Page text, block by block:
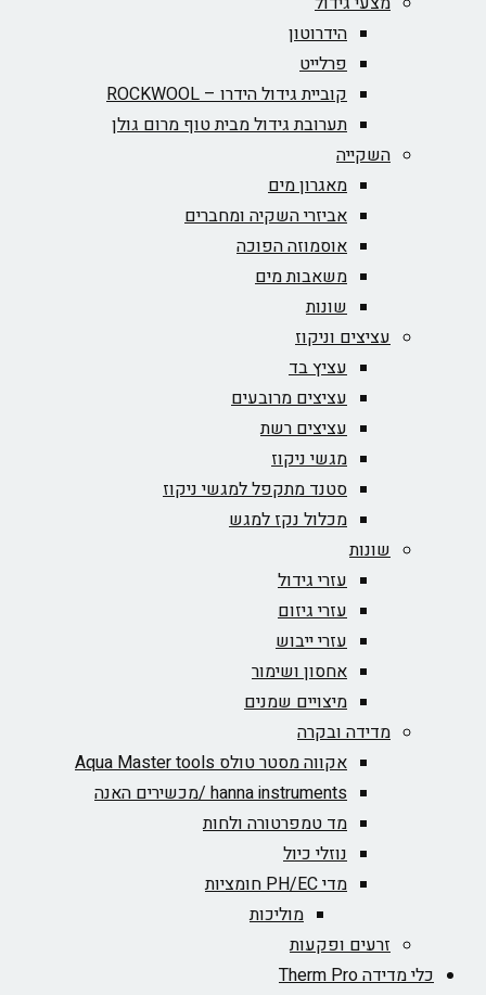
הידרוטון
פרלייט
קוביית גידול הידרו – ROCKWOOL‏
תערובת גידול מבית טוף מרום גולן
השקייה
מאגרון מים
אביזרי השקיה ומחברים
אוסמוזה הפוכה
משאבות מים
שונות
עציצים וניקוז
עציץ בד
עציצים מרובעים
עציצים רשת
מגשי ניקוז
סטנד מתקפל למגשי ניקוז
מכלול נקז למגש
שונות
עזרי גידול
עזרי גיזום
עזרי ייבוש
אחסון ושימור
מיצויים שמנים
מדידה ובקרה
אקווה מסטר טולס Aqua Master tools
hanna instruments /מכשירים האנה
מד טמפרטורה ולחות
נוזלי כיול
מדי PH/EC חומציות
מוליכות
זרעים ופקעות
כלי מדידה Therm Pro